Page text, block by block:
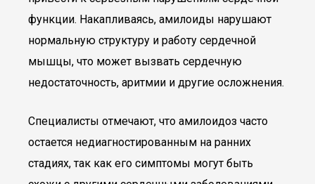
функции. Накапливаясь, амилоиды нарушают
нормальную структуру и работу сердечной
мышцы, что может вызвать сердечную
недостаточность, аритмии и другие осложнения.
Специалисты отмечают, что амилоидоз часто
остается недиагностированным на ранних
стадиях, так как его симптомы могут быть